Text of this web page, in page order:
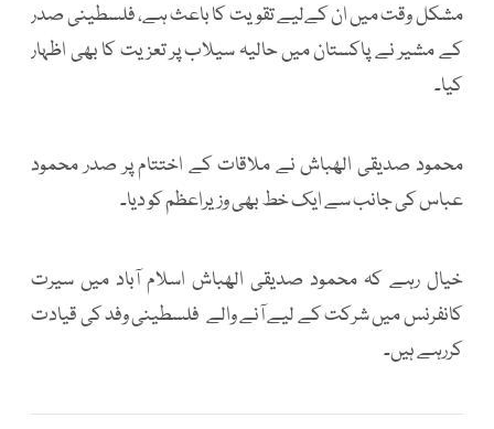
مشکل وقت میں ان کےلیے تقویت کا باعث ہے، فلسطینی صدر
کے مشیر نے پاکستان میں حالیہ سیلاب پر تعزیت کا بھی اظہار
کیا۔
محمود صدیقی الھباش نے ملاقات کے اختتام پر صدر محمود
عباس کی جانب سے ایک خط بھی وزیراعظم کو دیا۔
خیال رہے کہ محمود صدیقی الھباش اسلام آباد میں سیرت
کانفرنس میں شرکت کے لیے آنے والے فلسطینی وفد کی قیادت
کررہے ہیں۔